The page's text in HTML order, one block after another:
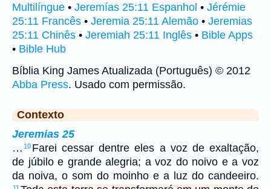
Multilíngue • Jeremías 25:11 Espanhol • Jérémie
25:11 Francês • Jeremia 25:11 Alemão • Jeremias
25:11 Chinês • Jeremiah 25:11 Inglês • Bible Apps
• Bible Hub
Bíblia King James Atualizada (Português) © 2012
Abba Press. Usado com permissão.
Contexto
Jeremias 25
… 10 Farei cessar dentre eles a voz de exaltação,
de júbilo e grande alegria; a voz do noivo e a voz
da noiva, o som do moinho e a luz do candeeiro.
11